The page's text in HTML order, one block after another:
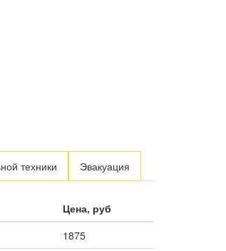
техники Эвакуация
Цена, руб
1875